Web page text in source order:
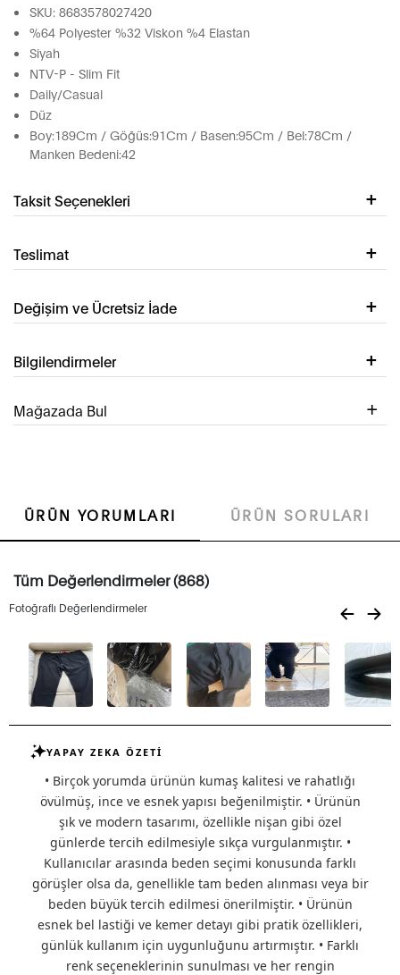
SKU: 8683578027420
%64 Polyester %32 Viskon %4 Elastan
Siyah
NTV-P - Slim Fit
Daily/Casual
Düz
Boy:189Cm / Göğüs:91Cm / Basen:95Cm / Bel:78Cm /
Manken Bedeni:42
Taksit Seçenekleri
Teslimat
Değişim ve Ücretsiz İade
Bilgilendirmeler
Mağazada Bul
ÜRÜN YORUMLARI ÜRÜN SORULARI
Tüm Değerlendirmeler (868)
Fotoğraflı Değerlendirmeler
YAPAY ZEKA ÖZETİ
• Birçok yorumda ürünün kumaş kalitesi ve rahatlığı
övülmüş, ince ve esnek yapısı beğenilmiştir. • Ürünün
şık ve modern tasarımı, özellikle nişan gibi özel
günlerde tercih edilmesiyle sıkça vurgulanmıştır. •
Kullanıcılar arasında beden seçimi konusunda farklı
görüşler olsa da, genellikle tam beden alınması veya bir
beden büyük tercih edilmesi önerilmiştir. • Ürünün
esnek bel lastiği ve kemer detayı gibi pratik özellikleri,
günlük kullanım için uygunluğunu artırmıştır. • Farklı
renk seçeneklerinin sunulması ve her rengin